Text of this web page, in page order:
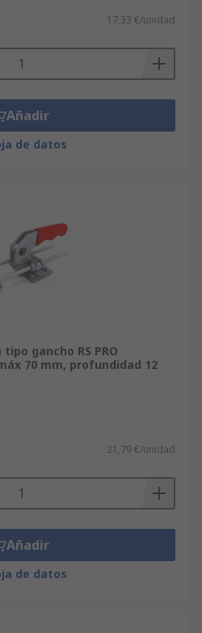
17,33 €/unidad
Añadir
de datos
gancho RS PRO
70 mm, profundidad 12
21,79 €/unidad
Añadir
de datos